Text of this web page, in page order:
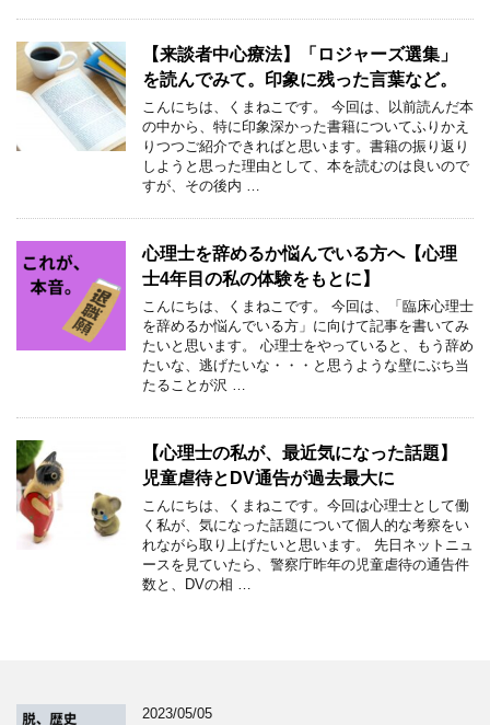
【来談者中心療法】「ロジャーズ選集」
を読んでみて。印象に残った言葉など。
こんにちは、くまねこです。 今回は、以前読んだ本
の中から、特に印象深かった書籍についてふりかえ
りつつご紹介できればと思います。書籍の振り返り
しようと思った理由として、本を読むのは良いので
すが、その後内 …
心理士を辞めるか悩んでいる方へ【心理
士4年目の私の体験をもとに】
こんにちは、くまねこです。 今回は、「臨床心理士
を辞めるか悩んでいる方」に向けて記事を書いてみ
たいと思います。 心理士をやっていると、もう辞め
たいな、逃げたいな・・・と思うような壁にぶち当
たることが沢 …
【心理士の私が、最近気になった話題】
児童虐待とDV通告が過去最大に
こんにちは、くまねこです。今回は心理士として働
く私が、気になった話題について個人的な考察をい
れながら取り上げたいと思います。 先日ネットニュ
ースを見ていたら、警察庁昨年の児童虐待の通告件
数と、DVの相 …
2023/05/05